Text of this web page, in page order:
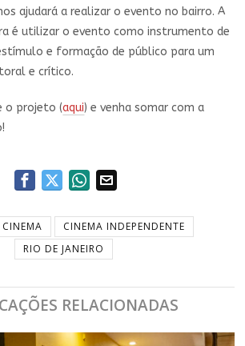
ajudará a realizar o evento no bairro. A
é utilizar o evento como instrumento de
e formação de público para um
e crítico.
o projeto (aqui) e venha somar com a
CINEMA
CINEMA INDEPENDENTE
RIO DE JANEIRO
RELACIONADAS